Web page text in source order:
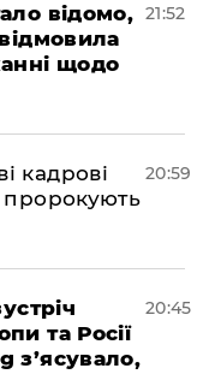
відомо,
щодо
21:52
кадрові
20:59
та Росії
з’ясувало,
20:45